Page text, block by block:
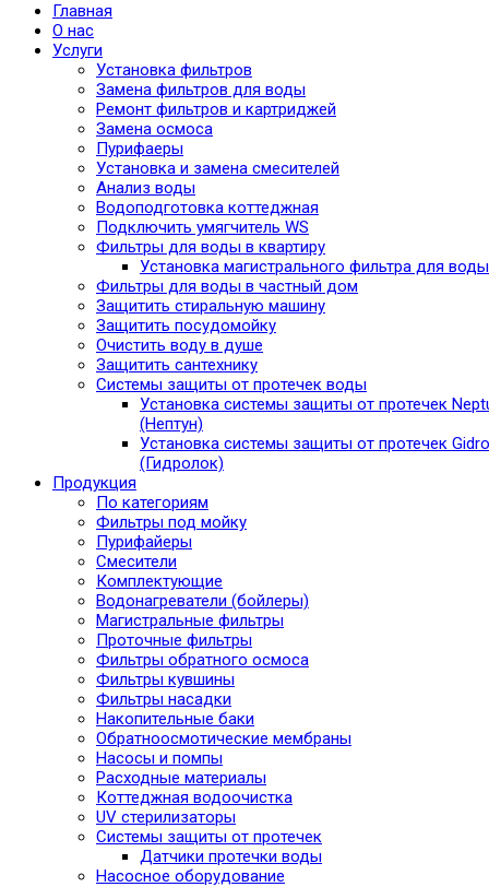
Главная
О нас
Услуги
Установка фильтров
Замена фильтров для воды
Ремонт фильтров и картриджей
Замена осмоса
Пурифаеры
Установка и замена смесителей
Анализ воды
Водоподготовка коттеджная
Подключить умягчитель WS
Фильтры для воды в квартиру
Установка магистрального фильтра для воды
Фильтры для воды в частный дом
Защитить стиральную машину
Защитить посудомойку
Очистить воду в душе
Защитить сантехнику
Системы защиты от протечек воды
Установка системы защиты от протечек
(Нептун)
Установка системы защиты от протечек
(Гидролок)
Продукция
По категориям
Фильтры под мойку
Пурифайеры
Смесители
Комплектующие
Водонагреватели (бойлеры)
Магистральные фильтры
Проточные фильтры
Фильтры обратного осмоса
Фильтры кувшины
Фильтры насадки
Накопительные баки
Обратноосмотические мембраны
Насосы и помпы
Расходные материалы
Коттеджная водоочистка
UV стерилизаторы
Системы защиты от протечек
Датчики протечки воды
Насосное оборудование